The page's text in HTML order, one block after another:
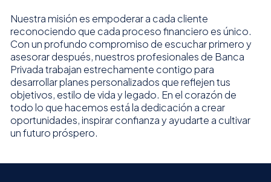
Nuestra misión es empoderar a cada cliente
reconociendo que cada proceso financiero es único.
Con un profundo compromiso de escuchar primero y
asesorar después, nuestros profesionales de Banca
Privada trabajan estrechamente contigo para
desarrollar planes personalizados que reflejen tus
objetivos, estilo de vida y legado. En el corazón de
todo lo que hacemos está la dedicación a crear
oportunidades, inspirar confianza y ayudarte a cultivar
un futuro próspero.